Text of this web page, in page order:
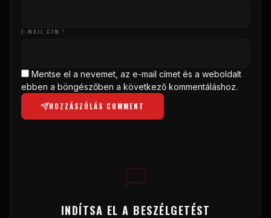
E-MAIL CÍM *
Mentse el a nevemet, az e-mail címet és a weboldalt
ebben a böngészőben a következő kommentáláshoz.
HOZZÁSZÓLÁS COMMENT
INDÍTSA EL A BESZÉLGETÉST